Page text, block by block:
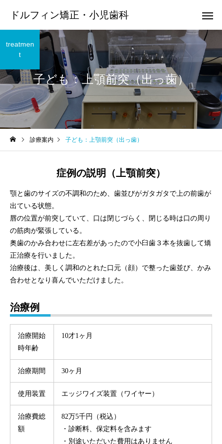
ドルフィン矯正・小児歯科
子ども：上顎前突（出っ歯）
treatmen
t
診療案内 子ども：上顎前突（出っ歯）
症例の説明（上顎前突）
顎と歯のサイズの不調和のため、歯並びがガタガタで上の前歯が
出ている状態。
唇の位置が前突していて、口は閉じづらく、閉じる時は口の周り
の筋肉が緊張している。
奥歯のかみ合わせに左右差があったので小臼歯３本を抜歯して矯
正治療を行いました。
治療後は、美しく調和のとれた口元（顔）で整った歯並び、かみ
合わせとなり喜んでいただけました。
治療例
治療開始
時年齢
10才1ヶ月
治療期間 30ヶ月
使用装置 エッジワイズ装置（ワイヤー）
治療費総
額
82万5千円（税込）
・診断料、保定料を含みます
・別途いただいた費用はありません